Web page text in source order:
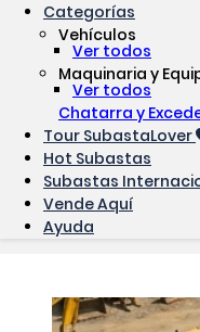
Categorías
Vehículos
Ver todos
Maquinaria y
Ver todos
Chatarra y
Tour SubastaLover
Hot Subastas
Subastas
Vende Aquí
Ayuda